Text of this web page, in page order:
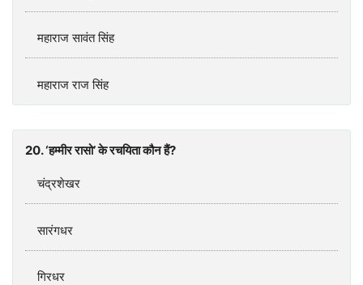
महाराज सावंत सिंह
महाराज राज सिंह
20. ‘हम्मीर रासो’ के रचयिता कौन हैं?
चंद्रशेखर
सारंगधर
गिरधर